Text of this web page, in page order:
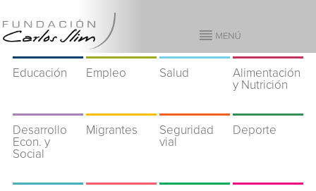
Educación Empleo Salud
Alimentación
y Nutrición
Desarrollo
Econ. y
Social
Migrantes
Seguridad
vial
Deporte